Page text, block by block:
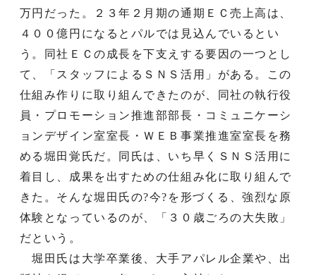
万円だった。２３年２月期の通期ＥＣ売上高は、
４００億円になるとパルでは見込んでいるとい
う。同社ＥＣの成長を下支えする要因の一つとし
て、「スタッフによるＳＮＳ活用」がある。この
仕組み作りに取り組んできたのが、同社の執行役
員・プロモーション推進部部長・コミュニケーシ
ョンデザイン室室長・ＷＥＢ事業推進室室長を務
める堀田覚氏だ。同氏は、いち早くＳＮＳ活用に
着目し、成果を出すための仕組み化に取り組んで
きた。そんな堀田氏の?今?を形づくる、強烈な原
体験となっているのが、「３０歳ごろの大失敗」
だという。
堀田氏は大学卒業後、大手アパレル企業や、出